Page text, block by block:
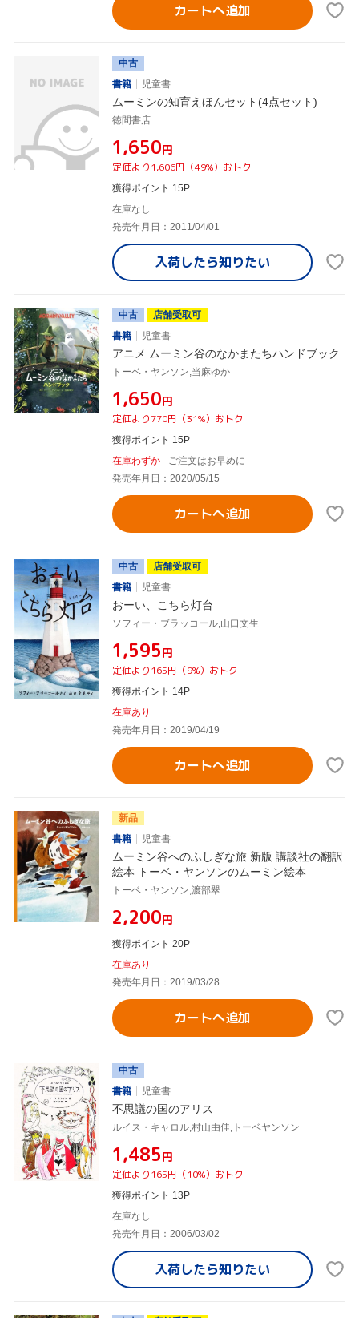
カートへ追加
中古
書籍
児童書
ムーミンの知育えほんセット(4点セット)
徳間書店
¥1,650円
定価より1,606円（49%）おトク
獲得ポイント 15P
在庫なし
発売年月日：2011/04/01
入荷したら知りたい
中古
店舗受取可
書籍
児童書
アニメ ムーミン谷のなかまたちハンドブック
トーベ・ヤンソン,当麻ゆか
¥1,650円
定価より770円（31%）おトク
獲得ポイント 15P
在庫わずか
ご注文はお早めに
発売年月日：2020/05/15
カートへ追加
中古
店舗受取可
書籍
児童書
おーい、こちら灯台
ソフィー・ブラッコール,山口文生
¥1,595円
定価より165円（9%）おトク
獲得ポイント 14P
在庫あり
発売年月日：2019/04/19
カートへ追加
新品
書籍
児童書
ムーミン谷へのふしぎな旅 新版 講談社の翻訳
絵本 トーベ・ヤンソンのムーミン絵本
トーベ・ヤンソン,渡部翠
¥2,200円
獲得ポイント 20P
在庫あり
発売年月日：2019/03/28
カートへ追加
中古
書籍
児童書
不思議の国のアリス
ルイス・キャロル,村山由佳,トーベヤンソン
¥1,485円
定価より165円（10%）おトク
獲得ポイント 13P
在庫なし
発売年月日：2006/03/02
入荷したら知りたい